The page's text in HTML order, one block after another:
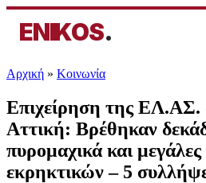
ENIKOS.
Αρχική » Κοινωνία
Επιχείρηση της ΕΛ.ΑΣ.
Αττική: Βρέθηκαν
πυρομαχικά και
εκρηκτικών – 5